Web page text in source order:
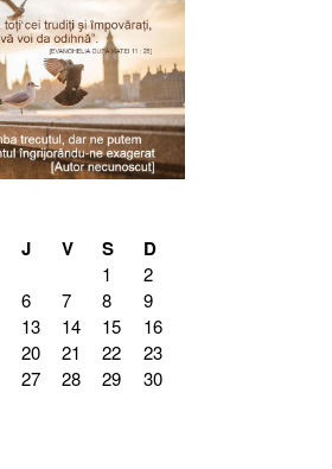
J V S D
1
2
6 7 8
9
13 14 15
16
20 21 22
23
27 28 29
30